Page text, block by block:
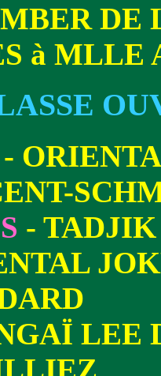
DE
à MLLE
-
-
LEE